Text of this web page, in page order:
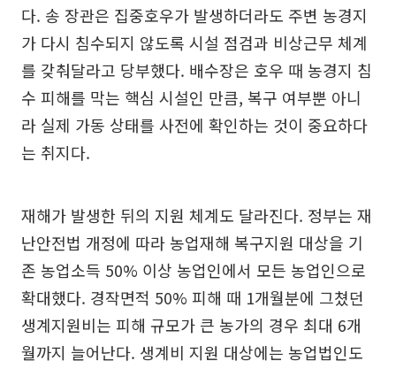
다. 송 장관은 집중호우가 발생하더라도 주변 농경지
가 다시 침수되지 않도록 시설 점검과 비상근무 체계
를 갖춰달라고 당부했다. 배수장은 호우 때 농경지 침
수 피해를 막는 핵심 시설인 만큼, 복구 여부뿐 아니
라 실제 가동 상태를 사전에 확인하는 것이 중요하다
는 취지다.
재해가 발생한 뒤의 지원 체계도 달라진다. 정부는 재
난안전법 개정에 따라 농업재해 복구지원 대상을 기
존 농업소득 50% 이상 농업인에서 모든 농업인으로
확대했다. 경작면적 50% 피해 때 1개월분에 그쳤던
생계지원비는 피해 규모가 큰 농가의 경우 최대 6개
월까지 늘어난다. 생계비 지원 대상에는 농업법인도